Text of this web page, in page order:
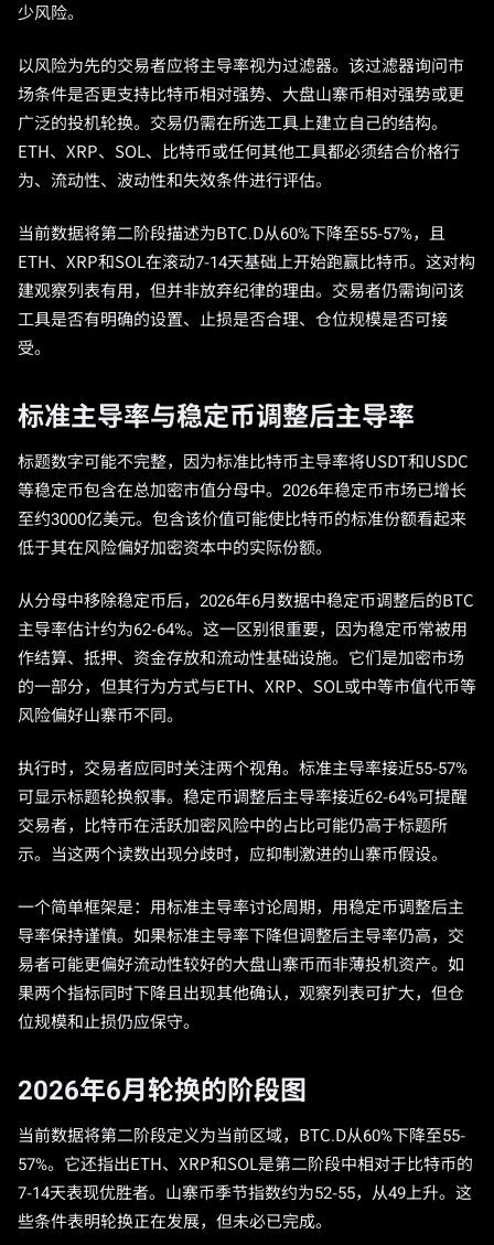
少风险。
以风险为先的交易者应将主导率视为过滤器。该过滤器询问市
场条件是否更支持比特币相对强势、大盘山寨币相对强势或更
广泛的投机轮换。交易仍需在所选工具上建立自己的结构。
ETH、XRP、SOL、比特币或任何其他工具都必须结合价格行
为、流动性、波动性和失效条件进行评估。
当前数据将第二阶段描述为BTC.D从60%下降至55-57%，且
ETH、XRP和SOL在滚动7-14天基础上开始跑赢比特币。这对构
建观察列表有用，但并非放弃纪律的理由。交易者仍需询问该
工具是否有明确的设置、止损是否合理、仓位规模是否可接
受。
标准主导率与稳定币调整后主导率
标题数字可能不完整，因为标准比特币主导率将USDT和USDC
等稳定币包含在总加密市值分母中。2026年稳定币市场已增长
至约3000亿美元。包含该价值可能使比特币的标准份额看起来
低于其在风险偏好加密资本中的实际份额。
从分母中移除稳定币后，2026年6月数据中稳定币调整后的BTC
主导率估计约为62-64%。这一区别很重要，因为稳定币常被用
作结算、抵押、资金存放和流动性基础设施。它们是加密市场
的一部分，但其行为方式与ETH、XRP、SOL或中等市值代币等
风险偏好山寨币不同。
执行时，交易者应同时关注两个视角。标准主导率接近55-57%
可显示标题轮换叙事。稳定币调整后主导率接近62-64%可提醒
交易者，比特币在活跃加密风险中的占比可能仍高于标题所
示。当这两个读数出现分歧时，应抑制激进的山寨币假设。
一个简单框架是：用标准主导率讨论周期，用稳定币调整后主
导率保持谨慎。如果标准主导率下降但调整后主导率仍高，交
易者可能更偏好流动性较好的大盘山寨币而非薄投机资产。如
果两个指标同时下降且出现其他确认，观察列表可扩大，但仓
位规模和止损仍应保守。
2026年6月轮换的阶段图
当前数据将第二阶段定义为当前区域，BTC.D从60%下降至55-
57%。它还指出ETH、XRP和SOL是第二阶段中相对于比特币的
7-14天表现优胜者。山寨币季节指数约为52-55，从49上升。这
些条件表明轮换正在发展，但未必已完成。